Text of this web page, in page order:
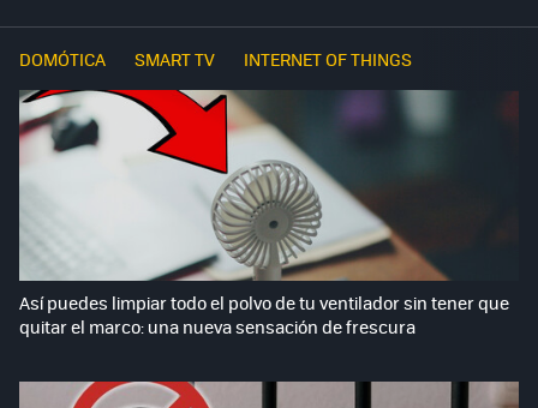
DOMÓTICA SMART TV INTERNET OF THINGS
Así puedes limpiar todo el polvo de tu ventilador sin tener que
quitar el marco: una nueva sensación de frescura